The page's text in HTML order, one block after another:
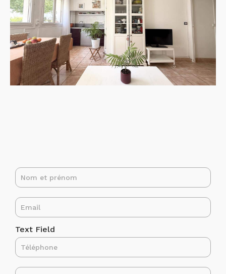
Text Field